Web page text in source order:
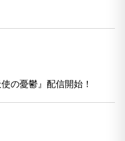
の憂鬱』配信開始！